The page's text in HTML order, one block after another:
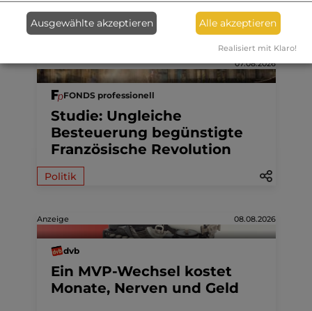
AktuelleNachrichten
07.08.2026
FONDS professionell
Studie: Ungleiche
Besteuerung begünstigte
Französische Revolution
Politik
Anzeige 08.08.2026
dvb
Ein MVP-Wechsel kostet
Monate, Nerven und Geld
Ausgewählte akzeptieren Alle akzeptieren
Realisiert mit Klaro!